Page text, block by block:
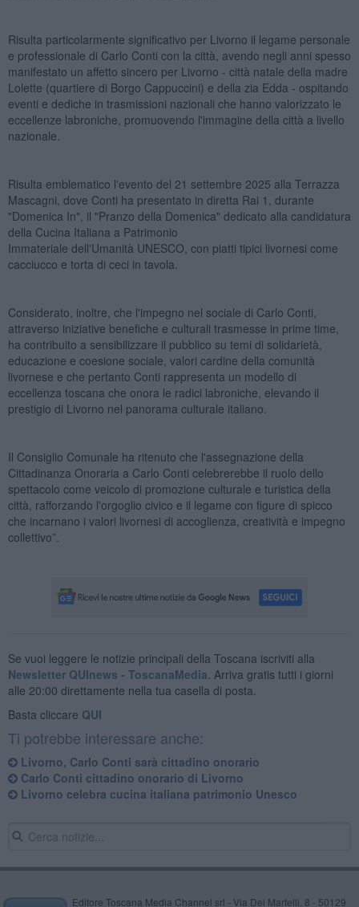
Risulta particolarmente significativo per Livorno il legame personale
e professionale di Carlo Conti con la città, avendo negli anni spesso
manifestato un affetto sincero per Livorno - città natale della madre
Lolette (quartiere di Borgo Cappuccini) e della zia Edda - ospitando
eventi e dediche in trasmissioni nazionali che hanno valorizzato le
eccellenze labroniche, promuovendo l'immagine della città a livello
nazionale.
Risulta emblematico l'evento del 21 settembre 2025 alla Terrazza
Mascagni, dove Conti ha presentato in diretta Rai 1, durante
"Domenica In", il "Pranzo della Domenica" dedicato alla candidatura
della Cucina Italiana a Patrimonio
Immateriale dell'Umanità UNESCO, con piatti tipici livornesi come
cacciucco e torta di ceci in tavola.
Considerato, inoltre, che l'impegno nel sociale di Carlo Conti,
attraverso iniziative benefiche e culturali trasmesse in prime time,
ha contribuito a sensibilizzare il pubblico su temi di solidarietà,
educazione e coesione sociale, valori cardine della comunità
livornese e che pertanto Conti rappresenta un modello di
eccellenza toscana che onora le radici labroniche, elevando il
prestigio di Livorno nel panorama culturale italiano.
Il Consiglio Comunale ha ritenuto che l'assegnazione della
Cittadinanza Onoraria a Carlo Conti celebrerebbe il ruolo dello
spettacolo come veicolo di promozione culturale e turistica della
città, rafforzando l'orgoglio civico e il legame con figure di spicco
che incarnano i valori livornesi di accoglienza, creatività e impegno
collettivo”.
Se vuoi leggere le notizie principali della Toscana iscriviti alla
Newsletter QUInews - ToscanaMedia. Arriva gratis tutti i giorni
alle 20:00 direttamente nella tua casella di posta.
Basta cliccare QUI
Ti potrebbe interessare anche:
Livorno, Carlo Conti sarà cittadino onorario
Carlo Conti cittadino onorario di Livorno
Livorno celebra cucina italiana patrimonio Unesco
Editore Toscana Media Channel srl - Via Dei Martelli, 8 - 50129